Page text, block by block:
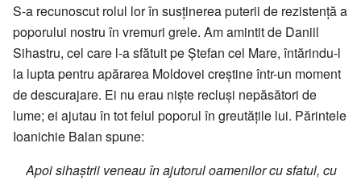
S-a recunoscut rolul lor în susținerea puterii de rezistență a
poporului nostru în vremuri grele. Am amintit de Daniil
Sihastru, cel care l-a sfătuit pe Ștefan cel Mare, întărindu-l
la lupta pentru apărarea Moldovei creștine într-un moment
de descurajare. Ei nu erau niște recluși nepăsători de
lume; ei ajutau în tot felul poporul în greutățile lui. Părintele
Ioanichie Balan spune:
Apoi sihaștrii veneau în ajutorul oamenilor cu sfatul, cu